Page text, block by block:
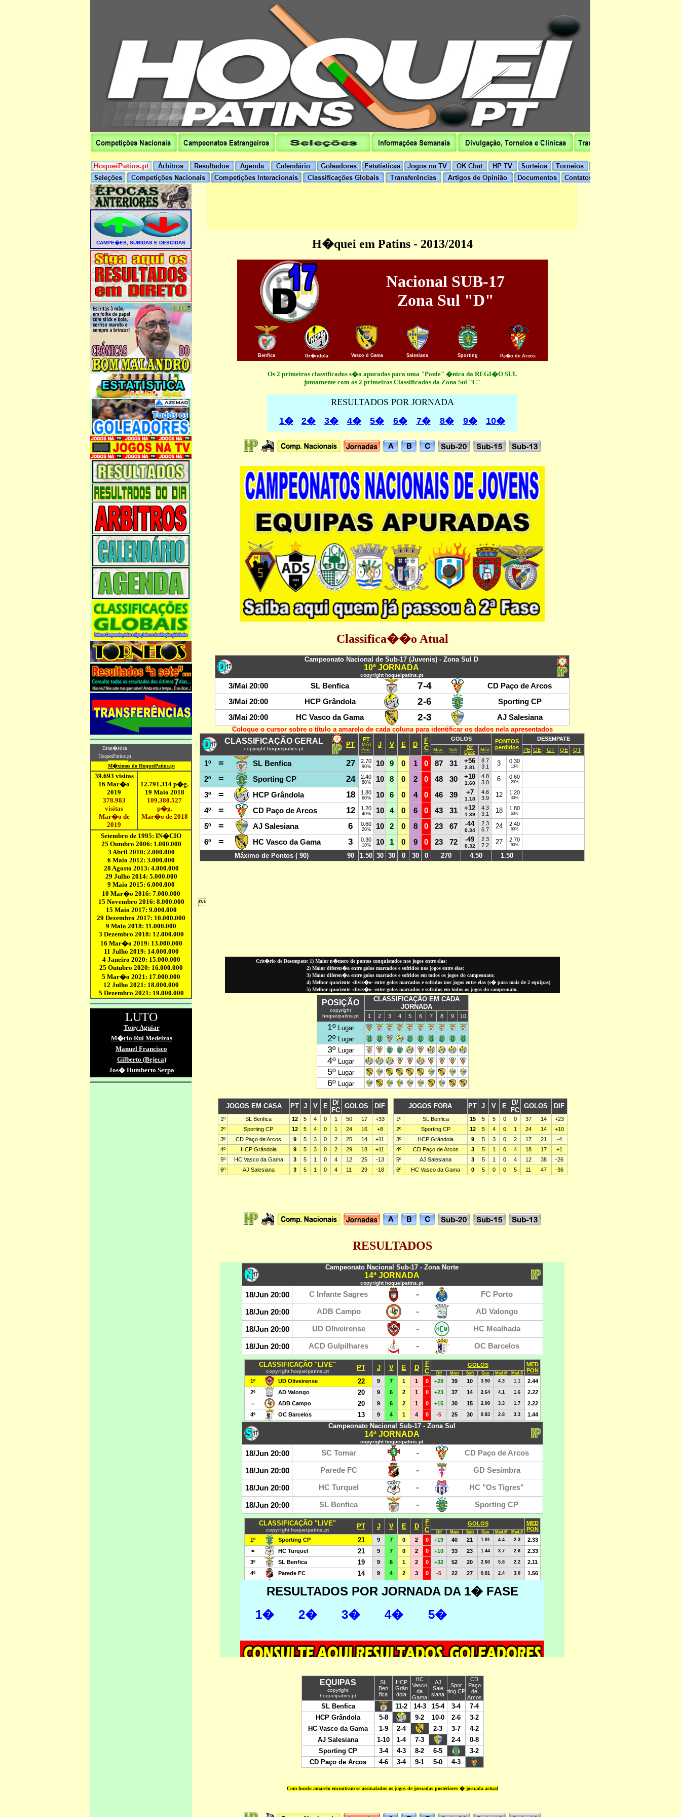
H�quei em Patins - 2013/2014
Nacional SUB-17
Zona Sul "D"
Benfica Gr�ndola Vasco d Gama Salesiana Sporting Pa�o de Arcos
Os 2 primeiros classificados s�o apurados para uma "Poule" �nica da REGI�O SUL
juntamente com os 2 primeiros Classificados da Zona Sul "C"
RESULTADOS POR JORNADA
1�
2� 3� 4� 5� 6� 7� 8� 9� 10�
Classifica��o Atual
Crit�rio de Desempate: 1) Maior n�mero de pontos conquistados nos jogos entre elas;
2) Maior diferen�a entre golos marcados e sofridos nos jogos entre elas;
3) Maior diferen�a entre golos marcados e sofridos em todos os jogos do campeonato;
4) Melhor quociente -divis�o- entre golos marcados e sofridos nos jogos entre elas (s� para mais de 2 equipas)
5) Melhor quociente -divis�o- entre golos marcados e sofridos em todos os jogos do campeonato.
RESULTADOS
Com fundo amarelo encontram-se assinalados os jogos de jornadas posteriores � jornada actual